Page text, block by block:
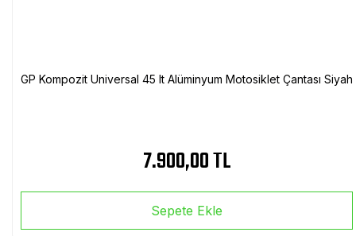
GP Kompozit Universal 45 lt Alüminyum Motosiklet Çantası Siyah
7.900,00 TL
Sepete Ekle